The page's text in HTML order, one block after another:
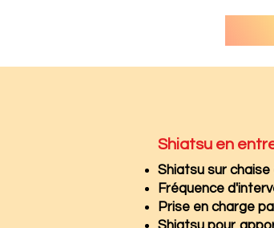
Shiatsu en
Shiatsu sur
Fréquence
Prise en charge